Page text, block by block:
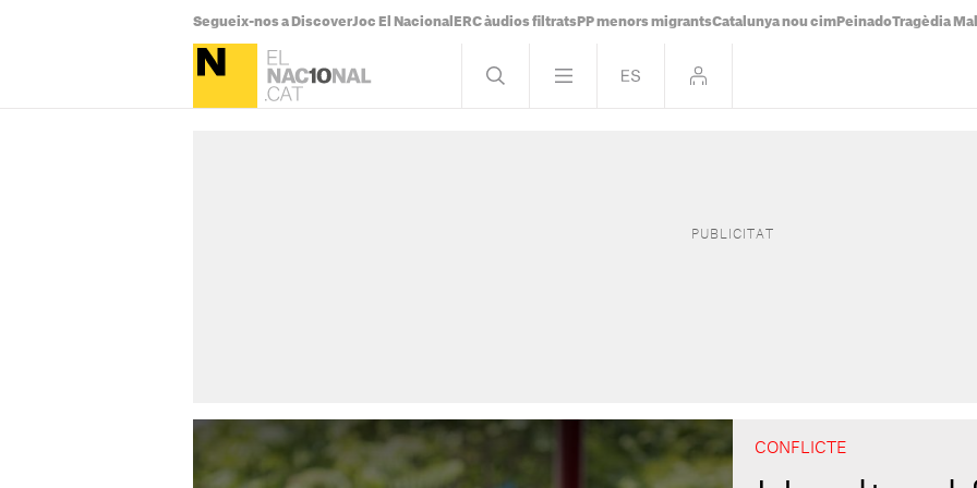
Segueix-nos a DiscoverJoc El Nacional ERC àudios filtrats PP menors migrantsCatalunya nou cim PeinadoTragèdia
CONFLICTE